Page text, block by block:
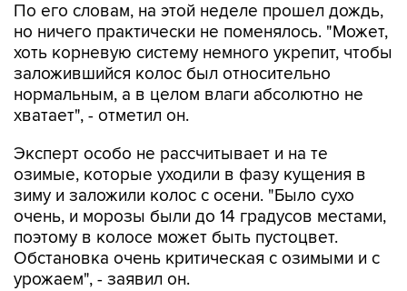
По его словам, на этой неделе прошел дождь,
но ничего практически не поменялось. "Может,
хоть корневую систему немного укрепит, чтобы
заложившийся колос был относительно
нормальным, а в целом влаги абсолютно не
хватает", - отметил он.
Эксперт особо не рассчитывает и на те
озимые, которые уходили в фазу кущения в
зиму и заложили колос с осени. "Было сухо
очень, и морозы были до 14 градусов местами,
поэтому в колосе может быть пустоцвет.
Обстановка очень критическая с озимыми и с
урожаем", - заявил он.